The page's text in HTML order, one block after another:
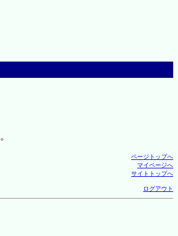
ページトップへ
マイページへ
サイトトップへ
ログアウト